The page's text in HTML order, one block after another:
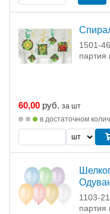
1501-
партия
60,00 руб. за шт
в достаточном
1103-
партия